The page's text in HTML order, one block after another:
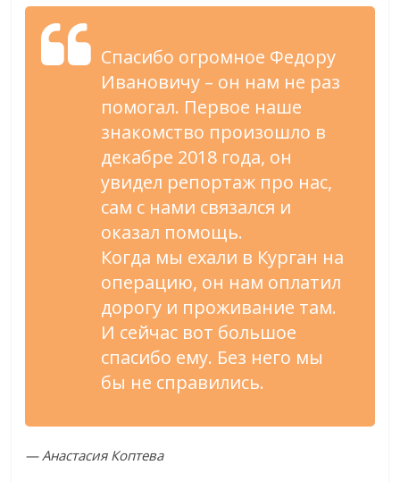
Спасибо огромное Федору
Ивановичу – он нам не раз
помогал. Первое наше
знакомство произошло в
декабре 2018 года, он
увидел репортаж про нас,
сам с нами связался и
оказал помощь.
Когда мы ехали в Курган на
операцию, он нам оплатил
дорогу и проживание там.
И сейчас вот большое
спасибо ему. Без него мы
бы не справились.
— Анастасия Коптева